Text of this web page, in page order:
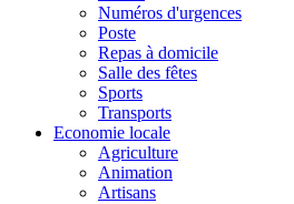
Numéros d'urgences
Poste
Repas à domicile
Salle des fêtes
Sports
Transports
Economie locale
Agriculture
Animation
Artisans